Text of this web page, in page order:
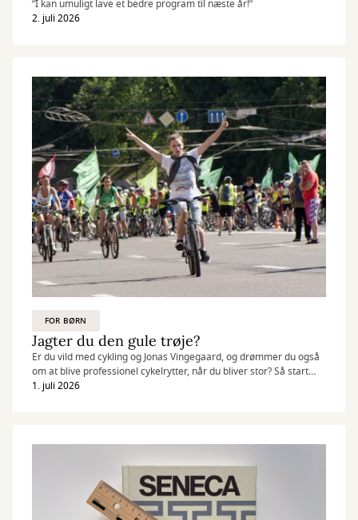
”I kan umuligt lave et bedre program til næste år!”
2. juli 2026
FOR BØRN
Jagter du den gule trøje?
Er du vild med cykling og Jonas Vingegaard, og drømmer du også
om at blive professionel cykelrytter, når du bliver stor? Så start
touren her!
1. juli 2026